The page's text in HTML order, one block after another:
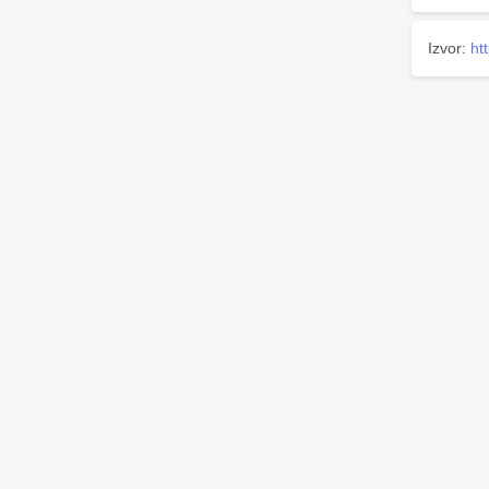
Izvor: